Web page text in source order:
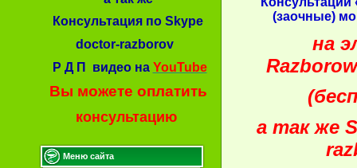
Консультация по Skype
doctor-razborov
Р Д П видео на YouTube
Вы можете оплатить
консультацию
Меню сайта
(заочные)
на
а так же